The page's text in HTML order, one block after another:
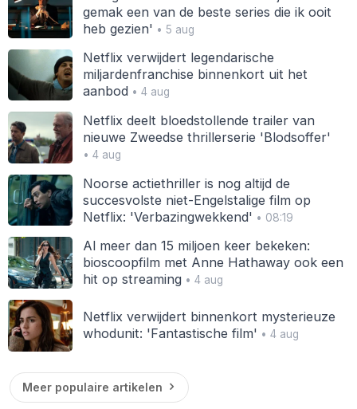
gemak een van de beste series die ik ooit
heb gezien' • 5 aug
Netflix verwijdert legendarische
miljardenfranchise binnenkort uit het
aanbod • 4 aug
Netflix deelt bloedstollende trailer van
nieuwe Zweedse thrillerserie 'Blodsoffer'
• 4 aug
Noorse actiethriller is nog altijd de
succesvolste niet-Engelstalige film op
Netflix: 'Verbazingwekkend' • 08:19
Al meer dan 15 miljoen keer bekeken:
bioscoopfilm met Anne Hathaway ook een
hit op streaming• 4 aug
Netflix verwijdert binnenkort mysterieuze
whodunit: 'Fantastische film' • 4 aug
Meer populaire artikelen